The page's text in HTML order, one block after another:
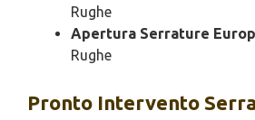
Rughe
Apertura Serrature
Rughe
Pronto Intervento